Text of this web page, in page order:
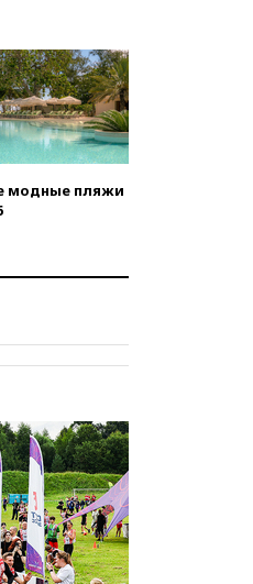
частной
запасы
достигли
уровня
снять «Яблоко»
ситуацию в
москвичку
для
достиг
модные пляжи